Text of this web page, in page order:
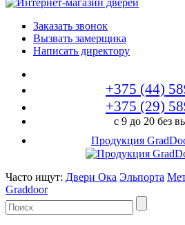
Заказать звонок
Вызвать замерщика
Написать директору
+375 (44)
+375 (29)
с 9 до 20 без
Продукция
Часто ищут: Двери Ока Эльпорта
Graddoor